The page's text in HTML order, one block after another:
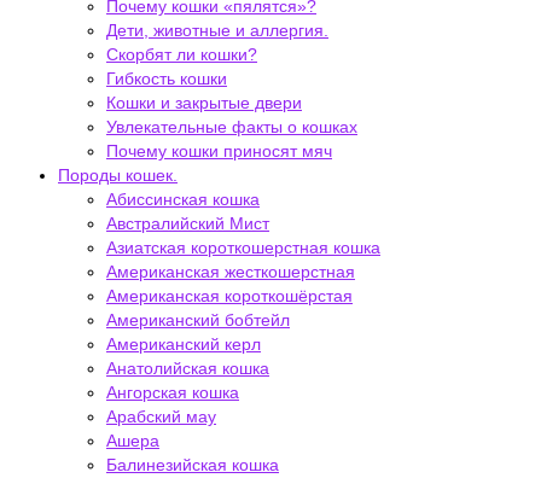
Почему кошки «пялятся»?
Дети, животные и аллергия.
Скорбят ли кошки?
Гибкость кошки
Кошки и закрытые двери
Увлекательные факты о кошках
Почему кошки приносят мяч
Породы кошек.
Абиссинская кошка
Австралийский Мист
Азиатская короткошерстная кошка
Американская жесткошерстная
Американская короткошёрстая
Американский бобтейл
Американский керл
Анатолийская кошка
Ангорская кошка
Арабский мау
Ашера
Балинезийская кошка